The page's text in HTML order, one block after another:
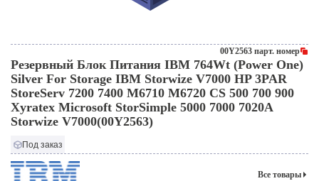
00Y2563 парт. номер
Резервный Блок Питания IBM 764Wt (Power One)
Silver For Storage IBM Storwize V7000 HP 3PAR
StoreServ 7200 7400 M6710 M6720 CS 500 700 900
Xyratex Microsoft StorSimple 5000 7000 7020A
Storwize V7000(00Y2563)
Под заказ
Все товары